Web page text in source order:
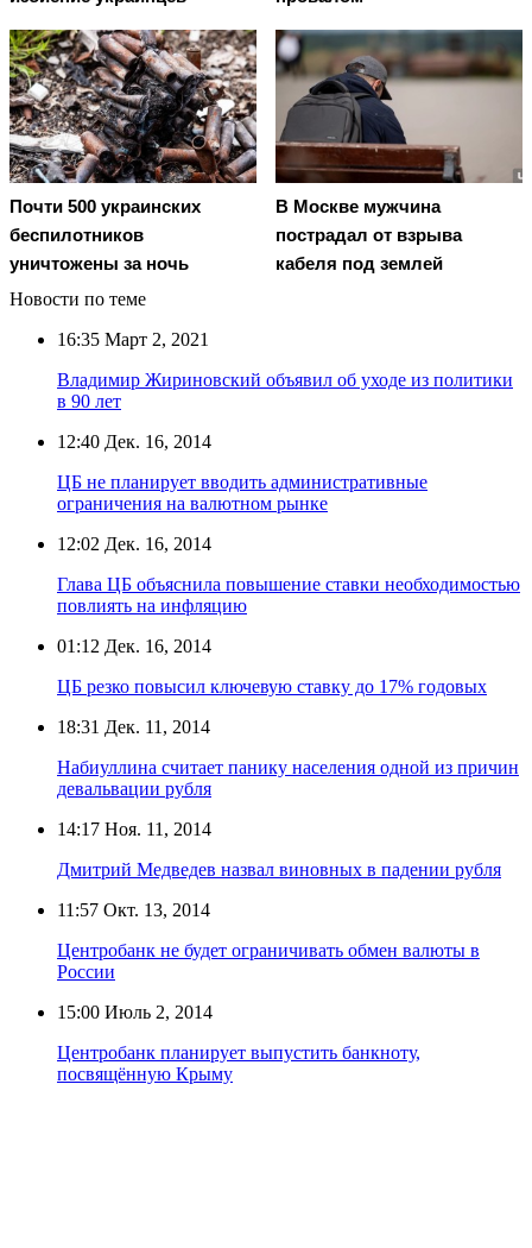
Почти 500 украинских
беспилотников
уничтожены за ночь
В Москве мужчина
пострадал от взрыва
кабеля под землей
Новости по теме
16:35 Март 2, 2021
Владимир Жириновский объявил об уходе из политики
в 90 лет
12:40 Дек. 16, 2014
ЦБ не планирует вводить административные
ограничения на валютном рынке
12:02 Дек. 16, 2014
Глава ЦБ объяснила повышение ставки необходимостью
повлиять на инфляцию
01:12 Дек. 16, 2014
ЦБ резко повысил ключевую ставку до 17% годовых
18:31 Дек. 11, 2014
Набиуллина считает панику населения одной из причин
девальвации рубля
14:17 Ноя. 11, 2014
Дмитрий Медведев назвал виновных в падении рубля
11:57 Окт. 13, 2014
Центробанк не будет ограничивать обмен валюты в
России
15:00 Июль 2, 2014
Центробанк планирует выпустить банкноту,
посвящённую Крыму